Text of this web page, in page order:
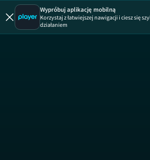
Wypróbuj aplikację mobilną
Korzystaj z łatwiejszej nawigacji i ciesz się
działaniem